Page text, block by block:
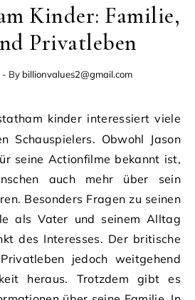
Kinder: Familie,
Privatleben
- By billionvalues2@gmail.com
Schauspielers. Obwohl Jason
seine Actionfilme bekannt ist,
auch mehr über sein
Besonders Fragen zu seinen
als Vater und seinem Alltag
des Interesses. Der britische
jedoch weitgehend
heraus. Trotzdem gibt es